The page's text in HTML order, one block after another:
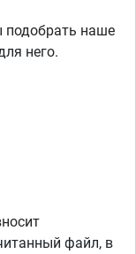
наше
него.
файл, в